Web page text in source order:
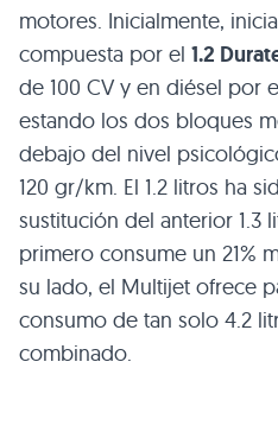
motores. Inicialmente,
compuesta por el 1.2
de 100 CV y en diésel por
estando los dos bloques
debajo del nivel
120 gr/km. El 1.2 litros ha
sustitución del anterior 1.3
primero consume un 21%
su lado, el Multijet ofrece
consumo de tan solo 4.2
combinado.